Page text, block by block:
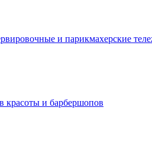
и парикмахерские
красоты и барбершопов